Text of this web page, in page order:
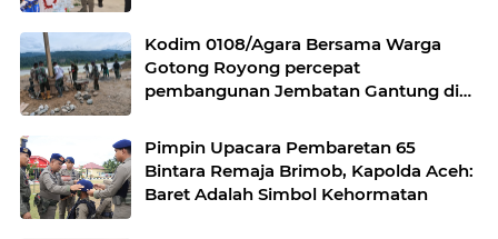
Kodim 0108/Agara Bersama Warga
Gotong Royong percepat
pembangunan Jembatan Gantung di
Pimpin Upacara Pembaretan 65
Bintara Remaja Brimob, Kapolda Aceh:
Baret Adalah Simbol Kehormatan